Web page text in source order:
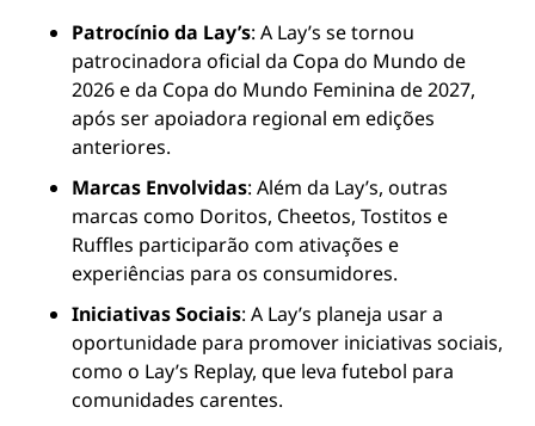
Patrocínio da Lay’s: A Lay’s se tornou
patrocinadora oficial da Copa do Mundo de
2026 e da Copa do Mundo Feminina de 2027,
após ser apoiadora regional em edições
anteriores.
Marcas Envolvidas: Além da Lay’s, outras
marcas como Doritos, Cheetos, Tostitos e
Ruffles participarão com ativações e
experiências para os consumidores.
Iniciativas Sociais: A Lay’s planeja usar a
oportunidade para promover iniciativas sociais,
como o Lay’s Replay, que leva futebol para
comunidades carentes.